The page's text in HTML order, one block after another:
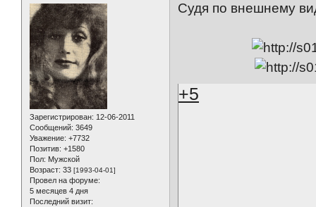
Зарегистрирован: 12-06-2011
Сообщений: 3649
Уважение: +7732
Позитив: +1580
Пол: Мужской
Возраст: 33 [1993-04-01]
Провел на форуме:
5 месяцев 4 дня
Последний визит:
Судя по внешнему
+5